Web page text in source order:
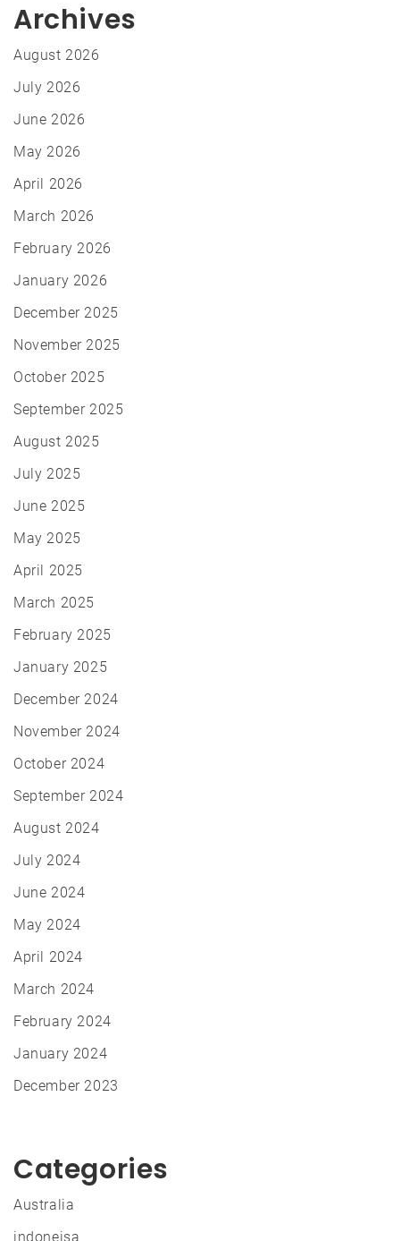
Archives
August 2026
July 2026
June 2026
May 2026
April 2026
March 2026
February 2026
January 2026
December 2025
November 2025
October 2025
September 2025
August 2025
July 2025
June 2025
May 2025
April 2025
March 2025
February 2025
January 2025
December 2024
November 2024
October 2024
September 2024
August 2024
July 2024
June 2024
May 2024
April 2024
March 2024
February 2024
January 2024
December 2023
Categories
Australia
indoneisa